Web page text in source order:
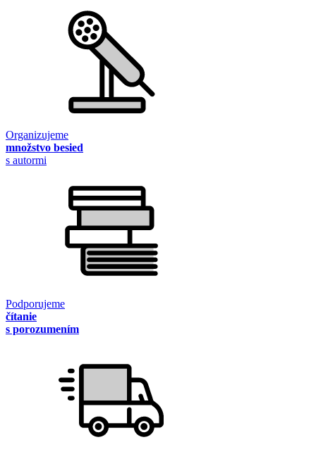
Organizujeme
množstvo besied
s autormi
Podporujeme
čítanie
s porozumením